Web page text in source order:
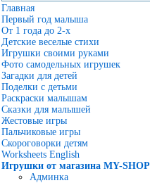
Главная
Первый год малыша
От 1 года до 2-х
Детские веселые стихи
Игрушки своими руками
Фото самодельных игрушек
Загадки для детей
Поделки с детьми
Раскраски малышам
Сказки для малышей
Жестовые игры
Пальчиковые игры
Скороговорки детям
Worksheets English
Игрушки от магазина MY-SHOP
Админка